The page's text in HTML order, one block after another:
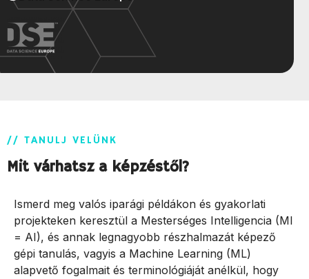
// TANULJ VELÜNK
Mit várhatsz a képzéstől?
Ismerd meg valós iparági példákon és gyakorlati
projekteken keresztül a Mesterséges Intelligencia (MI
= AI), és annak legnagyobb részhalmazát képező
gépi tanulás, vagyis a Machine Learning (ML)
alapvető fogalmait és terminológiáját anélkül, hogy